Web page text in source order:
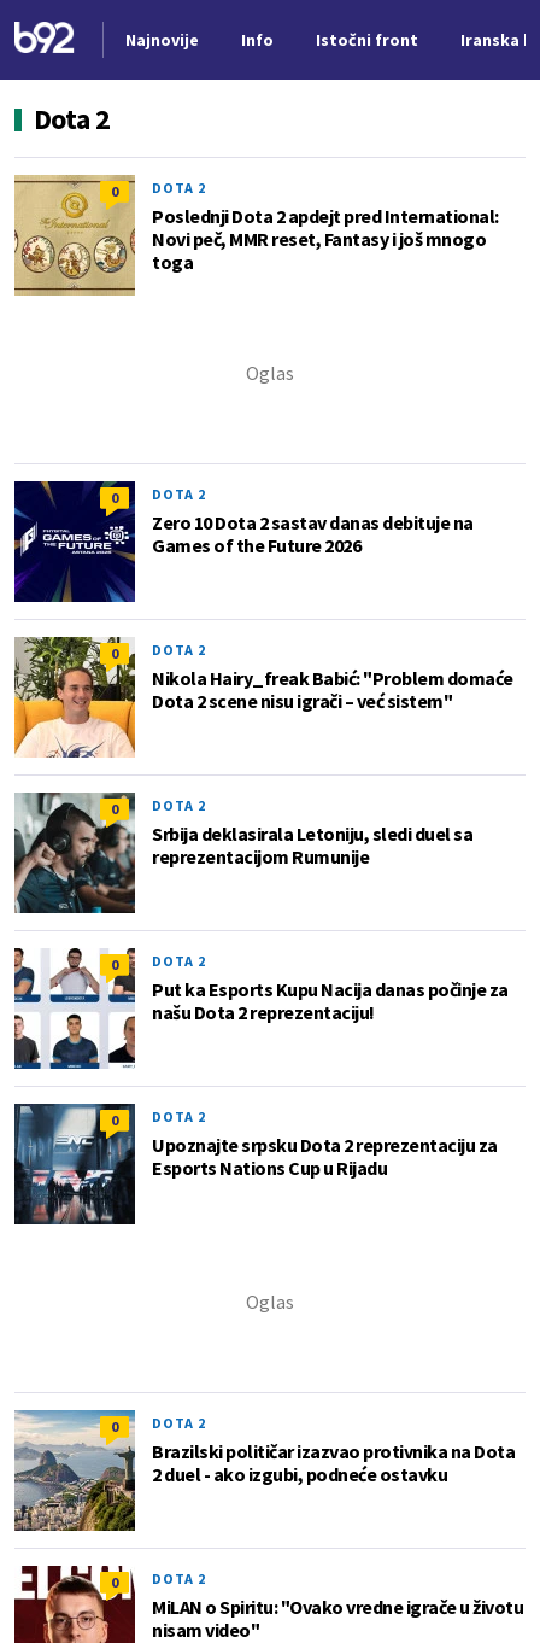
Najnovije Info Istočni front Iranska
Dota 2
0 DOTA 2
Poslednji Dota 2 apdejt pred International:
Novi peč, MMR reset, Fantasy i još mnogo
toga
0 DOTA 2
Zero 10 Dota 2 sastav danas debituje na
Games of the Future 2026
0 DOTA 2
Nikola Hairy_freak Babić: "Problem domaće
Dota 2 scene nisu igrači – već sistem"
0 DOTA 2
Srbija deklasirala Letoniju, sledi duel sa
reprezentacijom Rumunije
0 DOTA 2
Put ka Esports Kupu Nacija danas počinje za
našu Dota 2 reprezentaciju!
0 DOTA 2
Upoznajte srpsku Dota 2 reprezentaciju za
Esports Nations Cup u Rijadu
0 DOTA 2
Brazilski političar izazvao protivnika na Dota
2 duel - ako izgubi, podneće ostavku
0 DOTA 2
MiLAN o Spiritu: "Ovako vredne igrače u životu
nisam video"